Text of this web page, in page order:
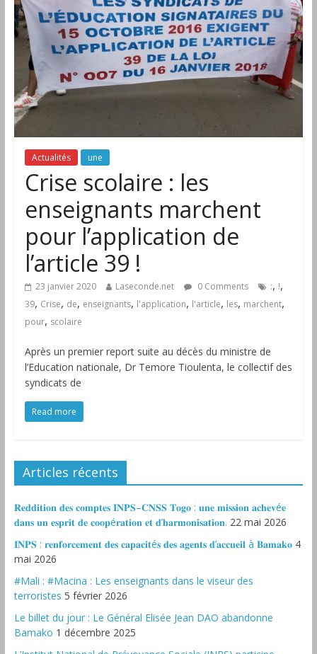
Actualités une
Crise scolaire : les
enseignants marchent
pour l’application de
l’article 39 !
23 janvier 2020 Laseconde.net 0 Comments :, !,
39, Crise, de, enseignants, l'application, l'article, les, marchent,
pour, scolaire
Après un premier report suite au décès du ministre de
l’Education nationale, Dr Temore Tioulenta, le collectif des
syndicats de
Read more
Articles récents
𝐑𝐞𝐝𝐝𝐢𝐭𝐢𝐨𝐧 𝐝𝐞𝐬 𝐜𝐨𝐦𝐩𝐭𝐞𝐬 𝐈𝐍𝐏𝐒–𝐂𝐍𝐒𝐒 𝐓𝐨𝐠𝐨 : 𝐮𝐧𝐞 𝐦𝐢𝐬𝐬𝐢𝐨𝐧 𝐚𝐜𝐡𝐞𝐯é𝐞
𝐝𝐚𝐧𝐬 𝐮𝐧 𝐞𝐬𝐩𝐫𝐢𝐭 𝐝𝐞 𝐜𝐨𝐨𝐩é𝐫𝐚𝐭𝐢𝐨𝐧 𝐞𝐭 𝐝’𝐡𝐚𝐫𝐦𝐨𝐧𝐢𝐬𝐚𝐭𝐢𝐨𝐧. 22 mai 2026
𝐈𝐍𝐏𝐒 : 𝐫𝐞𝐧𝐟𝐨𝐫𝐜𝐞𝐦𝐞𝐧𝐭 𝐝𝐞𝐬 𝐜𝐚𝐩𝐚𝐜𝐢𝐭é𝐬 𝐝𝐞𝐬 𝐚𝐠𝐞𝐧𝐭𝐬 𝐝’𝐚𝐜𝐜𝐮𝐞𝐢𝐥 à 𝐁𝐚𝐦𝐚𝐤𝐨 4
mai 2026
#Mali : #Macina : Les enseignants dans le viseur des
terroristes 5 février 2026
‎Le billet du jour : Le Général Elisée Jean DAO abandonne
Bamako 1 décembre 2025